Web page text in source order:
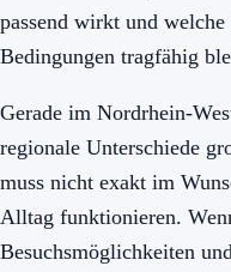
passend wirkt und
Bedingungen tragfähig
Gerade im Nordrhein-
regionale Unterschiede
muss nicht exakt im
Alltag funktionieren.
Besuchsmöglichkeiten